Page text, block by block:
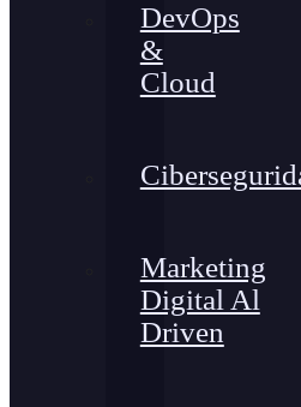
DevOps
&
Cloud
Marketing
Digital Al
Driven